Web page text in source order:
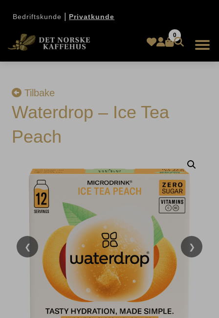
Bedriftskunde Privatkunde
0
Tilbake
Waterdrop – Ice Tea
Peach
❮ ❯